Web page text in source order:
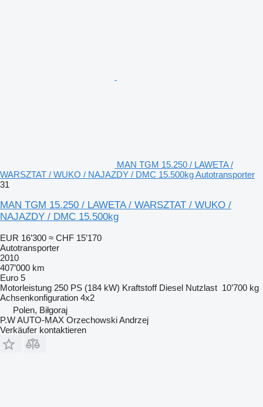
MAN TGM 15.250 / LAWETA /
WARSZTAT / WUKO / NAJAZDY / DMC 15.500kg Autotransporter
31
MAN TGM 15.250 / LAWETA / WARSZTAT / WUKO /
NAJAZDY / DMC 15.500kg
EUR 16’300 ≈ CHF 15’170
Autotransporter
2010
407’000 km
Euro 5
Motorleistung 250 PS (184 kW) Kraftstoff Diesel Nutzlast 10’700 kg
Achsenkonfiguration 4x2
Polen, Biłgoraj
P.W AUTO-MAX Orzechowski Andrzej
Verkäufer kontaktieren